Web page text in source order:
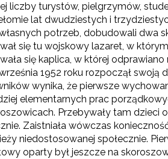
liczby turystów, pielgrzymów,
lat dwudziestych i
potrzeb, dobudowali dwa
się tu wojskowy lazaret, w
się kaplica, w której
1952 roku rozpoczął
wynika, że pierwsze
elementarnych prac
Przebywały tam dzieci
Zaistniała wówczas
niedostosowanej społecznie.
oparty był jeszcze na